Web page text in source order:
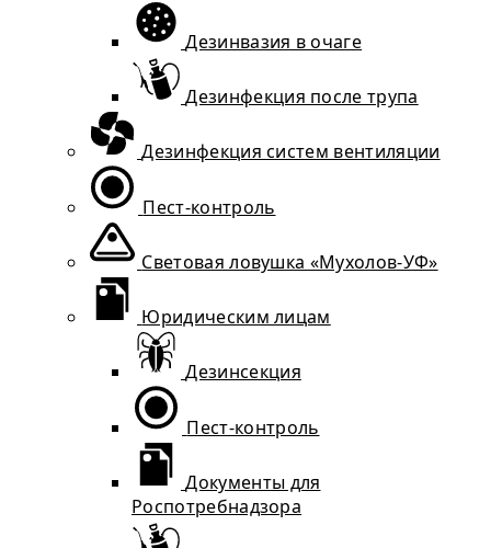
Дезинвазия в очаге
Дезинфекция после трупа
Дезинфекция систем вентиляции
Пест-контроль
Световая ловушка «Мухолов-УФ»
Юридическим лицам
Дезинсекция
Пест-контроль
Документы для
Роспотребнадзора